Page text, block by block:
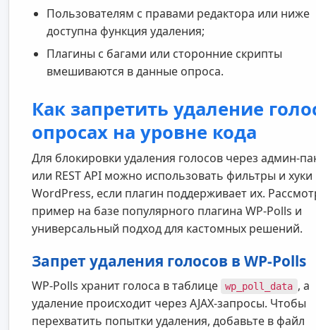
Пользователям с правами редактора или ниже
доступна функция удаления;
Плагины с багами или сторонние скрипты
вмешиваются в данные опроса.
Как запретить удаление
опросах на уровне кода
Для блокировки удаления голосов через админ-
или REST API можно использовать фильтры и хуки
WordPress, если плагин поддерживает их.
пример на базе популярного плагина WP-Polls и
универсальный подход для кастомных решений.
Запрет удаления голосов в WP-Polls
WP-Polls хранит голоса в таблице wp_poll_data , а
удаление происходит через AJAX-запросы. Чтобы
перехватить попытки удаления, добавьте в файл